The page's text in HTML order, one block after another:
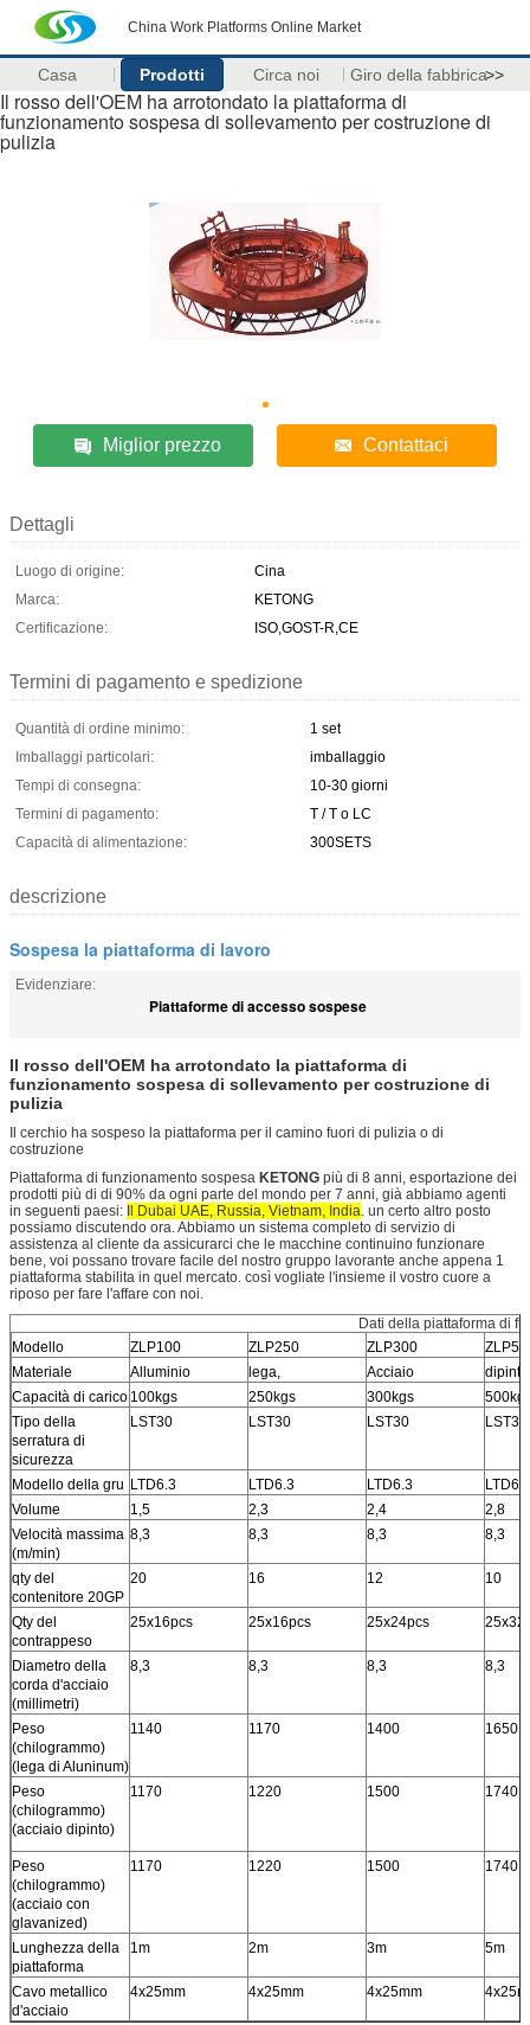
China Work Platforms Online Market
Casa Prodotti Circa noi Giro della fabbrica>>
Il rosso dell'OEM ha arrotondato la piattaforma di
funzionamento sospesa di sollevamento per costruzione di
pulizia
Miglior prezzo Contattaci
Dettagli
Luogo di origine:
Cina
Marca:
KETONG
Certificazione:
ISO,GOST-R,CE
Termini di pagamento e spedizione
Quantità di ordine minimo:
1 set
Imballaggi particolari:
imballaggio
Tempi di consegna:
10-30 giorni
Termini di pagamento:
T / T o LC
Capacità di alimentazione:
300SETS
descrizione
Sospesa la piattaforma di lavoro
Evidenziare:
Piattaforme di accesso sospese
Il rosso dell'OEM ha arrotondato la piattaforma di
funzionamento sospesa di sollevamento per costruzione di
pulizia
Il cerchio ha sospeso la piattaforma per il camino fuori di pulizia o di
costruzione
Piattaforma di funzionamento sospesa KETONG più di 8 anni, esportazione dei
prodotti più di di 90% da ogni parte del mondo per 7 anni, già abbiamo agenti
in seguenti paesi:
Il Dubai UAE, Russia, Vietnam, India. un certo altro posto
possiamo discutendo ora. Abbiamo un sistema completo di servizio di
assistenza al cliente da assicurarci che le macchine continuino funzionare
bene, voi possano trovare facile del nostro gruppo lavorante anche appena 1
piattaforma stabilita in quel mercato. così vogliate l'insieme il vostro cuore a
riposo per fare l'affare con noi.
Dati della piattaforma di
Modello
ZLP100 ZLP250 ZLP300
Materiale
Alluminio lega, Acciaio
Capacità di carico 100kgs 250kgs 300kgs
Tipo della
serratura di
sicurezza
LST30 LST30 LST30 LST30
Modello della gru LTD6.3 LTD6.3 LTD6.3
LTD6.3
Volume
1,5 2,3 2,4
2,8
Velocità massima
(m/min)
8,3 8,3 8,3 8,3
qty del
contenitore 20GP
20 16 12 10
Qty del
contrappeso
25x16pcs 25x16pcs 25x24pcs
Diametro della
corda d'acciaio
(millimetri)
8,3 8,3 8,3 8,3
Peso
(chilogrammo)
(lega di Aluninum)
1140 1170 1400 1650
Peso
(chilogrammo)
(acciaio dipinto)
1170 1220 1500 1740
Peso
(chilogrammo)
(acciaio con
glavanized)
1170 1220 1500 1740
Lunghezza della
piattaforma
1m 2m 3m 5m
Cavo metallico
d'acciaio
4x25mm 4x25mm 4x25mm